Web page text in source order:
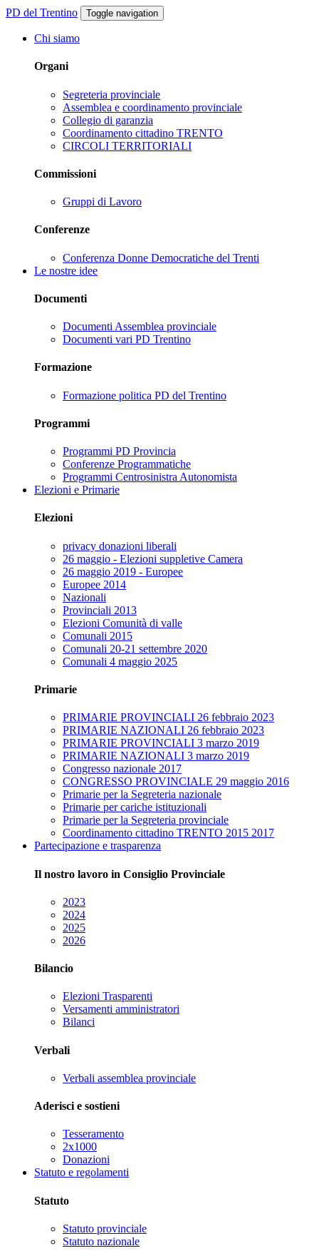
PD del Trentino Toggle navigation
Chi siamo
Organi
Segreteria provinciale
Assemblea e coordinamento provinciale
Collegio di garanzia
Coordinamento cittadino TRENTO
CIRCOLI TERRITORIALI
Commissioni
Gruppi di Lavoro
Conferenze
Conferenza Donne Democratiche del Trenti
Le nostre idee
Documenti
Documenti Assemblea provinciale
Documenti vari PD Trentino
Formazione
Formazione politica PD del Trentino
Programmi
Programmi PD Provincia
Conferenze Programmatiche
Programmi Centrosinistra Autonomista
Elezioni e Primarie
Elezioni
privacy donazioni liberali
26 maggio - Elezioni suppletive Camera
26 maggio 2019 - Europee
Europee 2014
Nazionali
Provinciali 2013
Elezioni Comunità di valle
Comunali 2015
Comunali 20-21 settembre 2020
Comunali 4 maggio 2025
Primarie
PRIMARIE PROVINCIALI 26 febbraio 2023
PRIMARIE NAZIONALI 26 febbraio 2023
PRIMARIE PROVINCIALI 3 marzo 2019
PRIMARIE NAZIONALI 3 marzo 2019
Congresso nazionale 2017
CONGRESSO PROVINCIALE 29 maggio 2016
Primarie per la Segreteria nazionale
Primarie per cariche istituzionali
Primarie per la Segreteria provinciale
Coordinamento cittadino TRENTO 2015 2017
Partecipazione e trasparenza
Il nostro lavoro in Consiglio Provinciale
2023
2024
2025
2026
Bilancio
Elezioni Trasparenti
Versamenti amministratori
Bilanci
Verbali
Verbali assemblea provinciale
Aderisci e sostieni
Tesseramento
2x1000
Donazioni
Statuto e regolamenti
Statuto
Statuto provinciale
Statuto nazionale